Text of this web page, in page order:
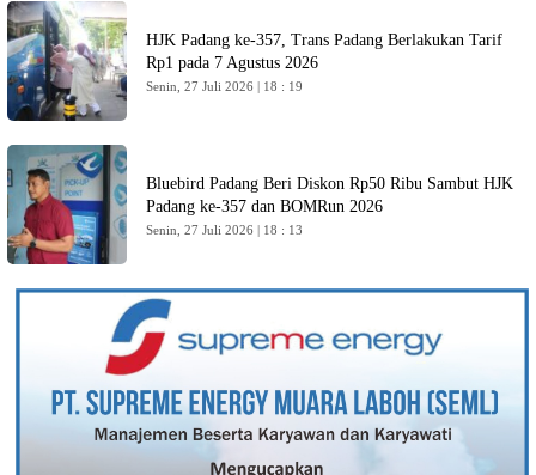
HJK Padang ke-357, Trans Padang Berlakukan Tarif
Rp1 pada 7 Agustus 2026
Senin, 27 Juli 2026 | 18 : 19
Bluebird Padang Beri Diskon Rp50 Ribu Sambut HJK
Padang ke-357 dan BOMRun 2026
Senin, 27 Juli 2026 | 18 : 13